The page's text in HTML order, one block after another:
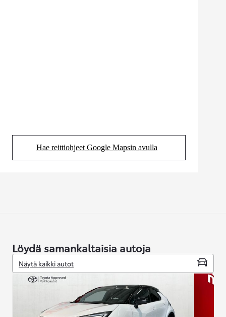
Hae reittiohjeet Google Mapsin avulla
(Aukeaa uudessa välilehdessä)
Löydä samankaltaisia autoja
Näytä kaikki autot